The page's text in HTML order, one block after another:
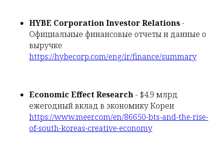
HYBE Corporation Investor Relations-
Официальные финансовые отчеты и данные о
выручке
https://hybecorp.com/eng/ir/finance/summary
Economic Effect Research- $4.9 млрд
ежегодный вклад в экономику Кореи
https://www.meer.com/en/86650-bts-and-the-rise-
of-south-koreas-creative-economy